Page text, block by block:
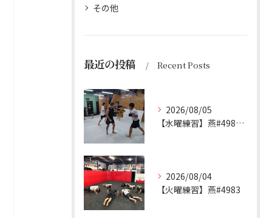
その他
最近の投稿 Recent Posts
2026/08/05
【水曜練習】燕#4984見附#492
2026/08/04
【火曜練習】燕#4983